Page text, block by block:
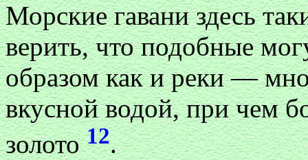
Морские гавани здесь
верить, что подобные
образом как и реки —
вкусной водой, при чем
золото12.